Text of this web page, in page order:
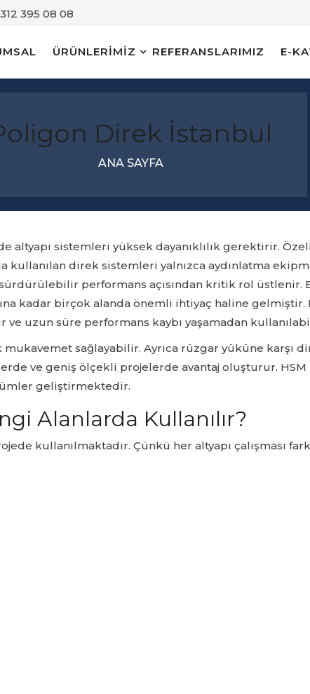
395 08 08
ÜRÜNLERİMİZ REFERANSLARIMIZ E-
Direk İstanbul
ANA SAYFA
sistemleri yüksek dayanıklılık gerektirir.
kullanılan direk sistemleri yalnızca aydınlatma
performans açısından kritik rol üstlenir.
kadar birçok alanda önemli ihtiyaç haline
uzun süre performans kaybı yaşamadan
sağlayabilir. Ayrıca rüzgar yüküne karşı
ve geniş ölçekli projelerde avantaj oluşturur. HSM
geliştirmektedir.
Alanlarda Kullanılır?
kullanılmaktadır. Çünkü her altyapı çalışması